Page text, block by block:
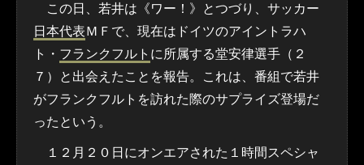
この日、若井は《ワー！》とつづり、サッカー
日本代表ＭＦで、現在はドイツのアイントラハ
ト・ フランクフルト に所属する堂安律選手（２
７）と出会えたことを報告。これは、番組で若井
がフランクフルトを訪れた際のサプライズ登場だ
ったという。
１２月２０日にオンエアされた１時間スペシャ